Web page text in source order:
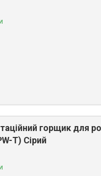
горщик для
T) Сірий